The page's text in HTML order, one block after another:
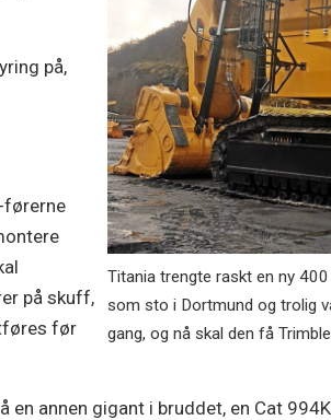
Titania trengte raskt en ny
som sto i Dortmund og trolig
gang, og nå skal den få
på,
førerne
på skuff,
før
annen gigant i bruddet, en Cat